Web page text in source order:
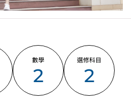
數學
2
選修科目
2